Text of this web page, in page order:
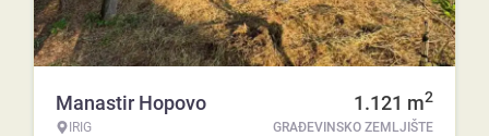
Manastir Hopovo
IRIG
1.121 m2
GRAĐEVINSKO ZEMLJIŠTE